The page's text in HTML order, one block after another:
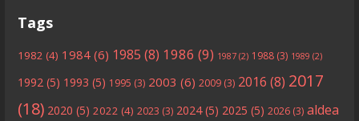
Tags
1982 (4) 1984 (6) 1985 (8) 1986 (9) 1987 (2) 1988 (3) 1989 (2)
1992 (5) 1993 (5) 1995 (3) 2003 (6) 2009 (3) 2016 (8) 2017
(18) 2020 (5) 2022 (4) 2023 (3) 2024(5) 2025 (5) 2026 (3) aldea